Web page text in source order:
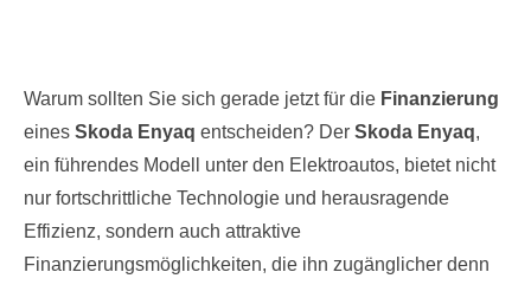
Warum sollten Sie sich gerade jetzt für die Finanzierung
eines Skoda Enyaq entscheiden? Der Skoda Enyaq,
ein führendes Modell unter den Elektroautos, bietet nicht
nur fortschrittliche Technologie und herausragende
Effizienz, sondern auch attraktive
Finanzierungsmöglichkeiten, die ihn zugänglicher denn